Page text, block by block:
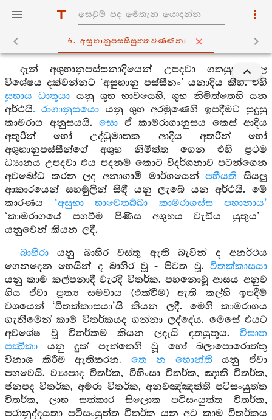
6. අසුභානුපස‍්සීසුත‍්තවණ‍්ණනා
දැන් අශුභානුපස්සනාදියෙන් උපදවා ගතයුතු ඵල
විශේෂය දක්වන්නට ‘අසුභානු පස්සීනං’ යනාදිය කීහ. එහි
සුභාය ධාතුයා යනු ශුභ භාවයෙහි, ශුභ නිමිත්තෙහි යන
අර්ථයි. රාගානුසයො යනු ශුභ අරමුණෙහි ඉපදීමට සුදුසු
කාමරාග අනුසයයි. සො ඒ කාමරාගානුසය කෙස් ආදිය
අතුරින් හෝ උද්ධුමාතක ආදිය අතරින් හෝ
අශුභානුපස්සීන්ගේ අශුභ නිමිත්ත ගෙන එහි ප්‍රථම
ධ්‍යානය උපදවා එය පදනම් කොට විදර්ශනාව පටන්ගෙන
අවබෝධ කරන ලද අනාගාමි මාර්ගයෙන්පහීයති සියලු
ආකාරයෙන් සහමුලින් සිඳී යනු ලැබේ යන අර්ථයි. මේ
කාරණය ‘අසුභා භාවෙතබ්බා කාමරාගස්ස පහානාය’
‘කාමරාගයේ පහවීම පිණිස අශුභය වැඩිය යුතුය’
යනුවෙන් කියන ලදී.
බාහිරායනු බාහිර වස්තු ඇති බැවින් ද අනර්ථය
ගෙනදෙන හෙයින් ද බාහිර වූ - පිටත වූ. විතක්කාසයා
යනු කාම කල්පනාදී වැරදි විතර්ක. පහනොවූ ආසය අනුව
ගිය ඒවා ප්‍රත්‍ය සමවාය (එක්වීම) ඇති කල්හි ඉපදීම්
වශයෙන් ‘විතක්කාසයා’යි කියන ලදී. මෙහි කාමරාගය
ගැනීමෙන් කාම විතර්කයද ගන්නා ලද්දේය. මෙසේ එයට
අවශේෂ වූ විතර්කම කියන ලදැයි දතයුතුය. විඝාත
පක්‍ඛිකා යනු දුක් පැත්තෙහි වූ හෝ බලාපොරොත්තු
විනාශ කිරීම ඇතිකරන. තෙ න හොන්ති යනු ඒවා
පහවෙයි. ව්‍යාපාද විතර්ක, විහිංසා විතර්ක, ඤාති විතර්ක,
ජනපද විතර්ක, අමරා විතර්ක, අනවඤ්ඤත්ති පටිසංයුත්ත
විතර්ක, ලාභ සත්කාර සිලොක පටිසංයුත්ත විතර්ක,
පරානුද්දයතා පටිසංයුත්ත විතර්ක යන අට කාම විතර්කය